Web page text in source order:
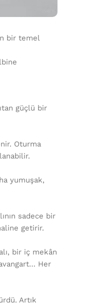
bir temel
güçlü bir
Oturma
yumuşak,
sadece bir
getirir.
bir iç mekân
Her
Artık